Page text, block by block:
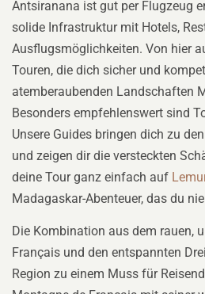
Antsiranana ist gut per Flugzeug
solide Infrastruktur mit Hotels,
Ausflugsmöglichkeiten. Von hier
Touren, die dich sicher und
atemberaubenden Landschaften
Besonders empfehlenswert sind
Unsere Guides bringen dich zu
und zeigen dir die versteckten
deine Tour ganz einfach auf
Madagaskar-Abenteuer, das du
Die Kombination aus dem rauen,
Français und den entspannten
Region zu einem Muss für